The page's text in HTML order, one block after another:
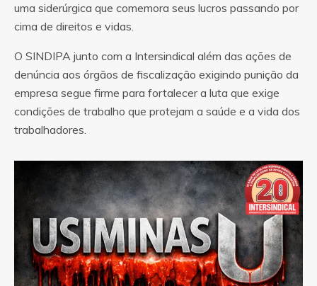
uma siderúrgica que comemora seus lucros passando por
cima de direitos e vidas.
O SINDIPA junto com a Intersindical além das ações de
denúncia aos órgãos de fiscalização exigindo punição da
empresa segue firme para fortalecer a luta que exige
condições de trabalho que protejam a saúde e a vida dos
trabalhadores.